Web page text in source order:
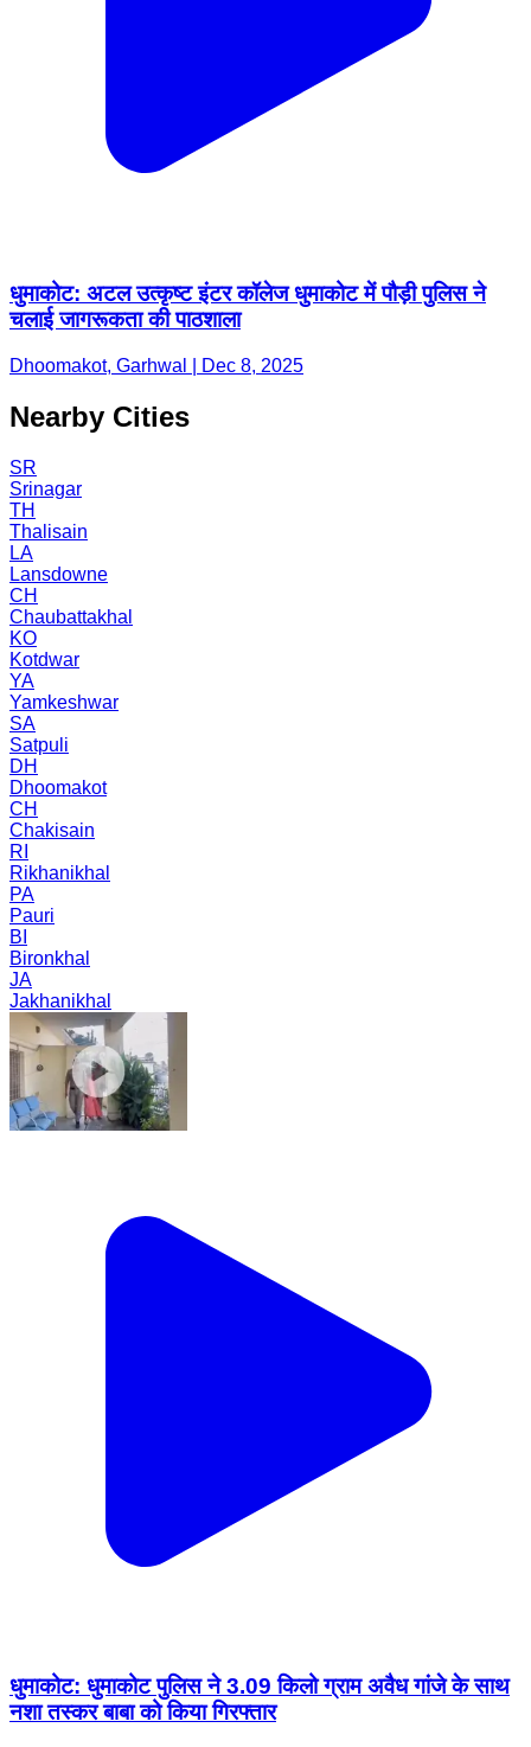
धुमाकोट: अटल उत्कृष्ट इंटर कॉलेज धुमाकोट में पौड़ी पुलिस ने
चलाई जागरूकता की पाठशाला
Dhoomakot, Garhwal | Dec 8, 2025
Nearby Cities
SR
Srinagar
TH
Thalisain
LA
Lansdowne
CH
Chaubattakhal
KO
Kotdwar
YA
Yamkeshwar
SA
Satpuli
DH
Dhoomakot
CH
Chakisain
RI
Rikhanikhal
PA
Pauri
BI
Bironkhal
JA
Jakhanikhal
धुमाकोट: धुमाकोट पुलिस ने 3.09 किलो ग्राम अवैध गांजे के साथ
नशा तस्कर बाबा को किया गिरफ्तार